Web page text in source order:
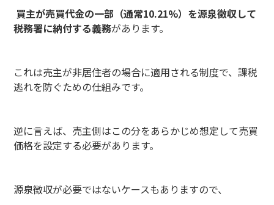
買主が売買代金の一部（通常10.21%）を源泉徴収して
税務署に納付する義務があります。
これは売主が非居住者の場合に適用される制度で、課税
逃れを防ぐための仕組みです。
逆に言えば、売主側はこの分をあらかじめ想定して売買
価格を設定する必要があります。
源泉徴収が必要ではないケースもありますので、